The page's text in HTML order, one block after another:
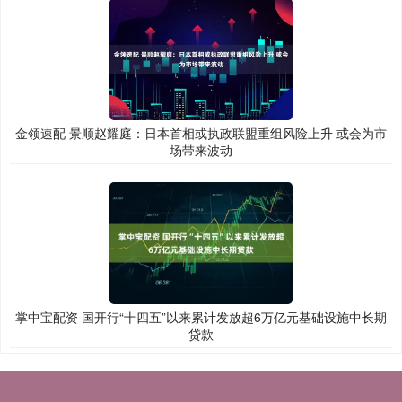
金领速配 景顺赵耀庭：日本首相或执政联盟重组风险上升 或会为市
场带来波动
掌中宝配资 国开行“十四五”以来累计发放超6万亿元基础设施中长期
贷款